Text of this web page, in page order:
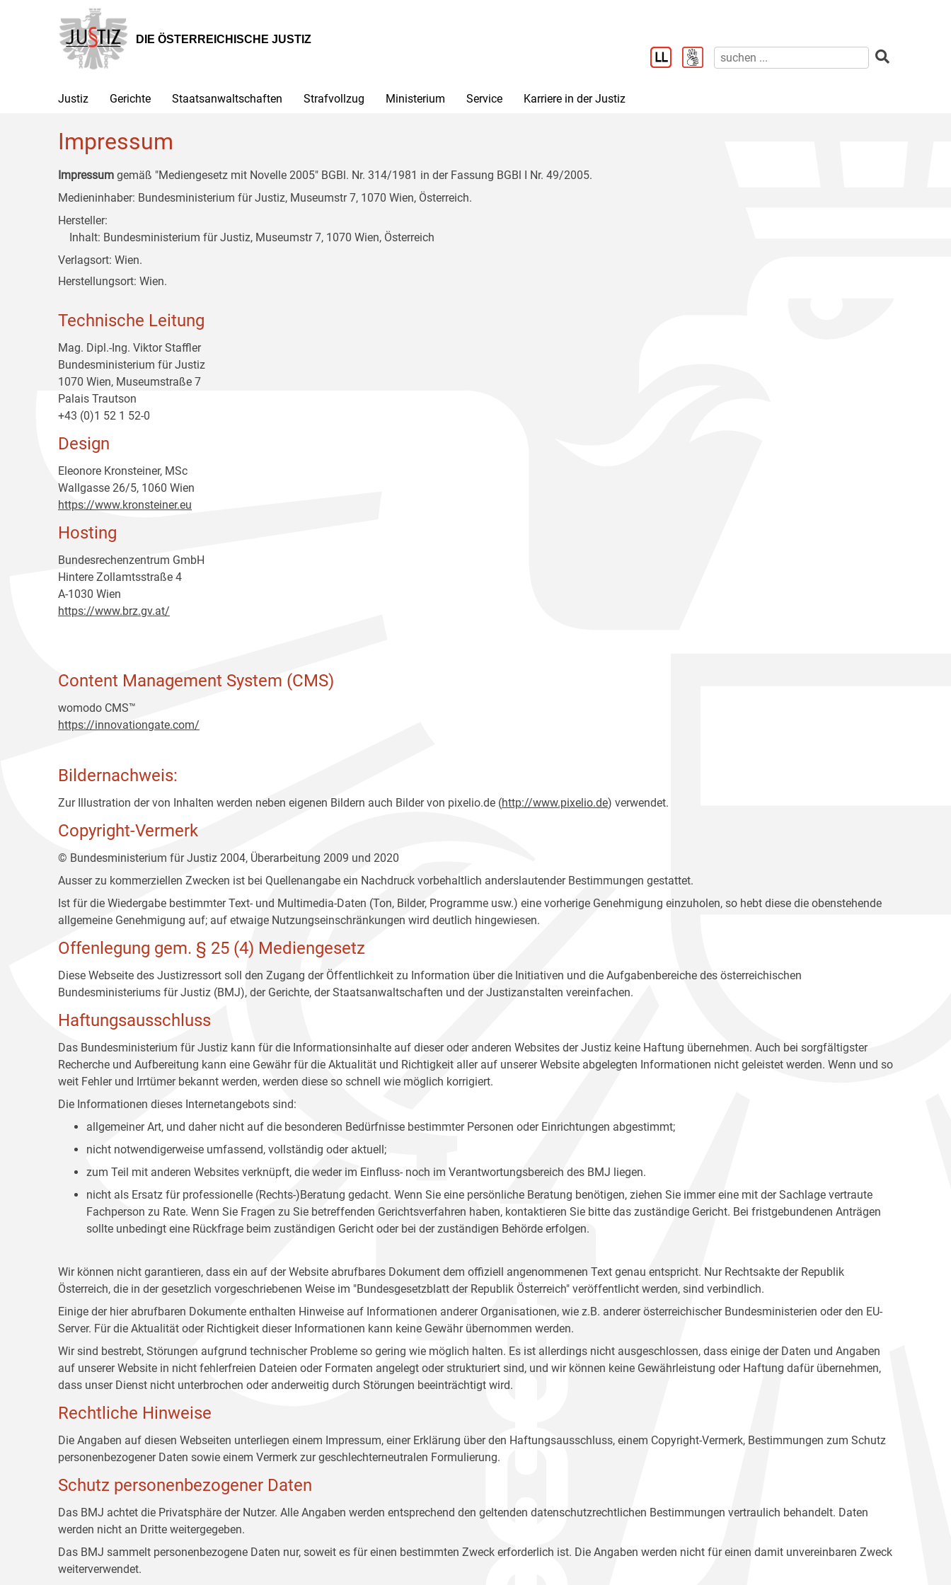
Hauptnavigation
[1]
Inhalt
[2]
Untermenü
[3]
DIE ÖSTERREICHISCHE JUSTIZ
Justiz Gerichte Staatsanwaltschaften Strafvollzug Ministerium Service Karriere in der Justiz
Impressum
Impressum gemäß "Mediengesetz mit Novelle 2005" BGBl. Nr. 314/1981 in der Fassung BGBl I Nr. 49/2005.
Medieninhaber: Bundesministerium für Justiz, Museumstr 7, 1070 Wien, Österreich.
Hersteller:
Inhalt: Bundesministerium für Justiz, Museumstr 7, 1070 Wien, Österreich
Verlagsort: Wien.
Herstellungsort: Wien.
Technische Leitung
Mag. Dipl.-Ing. Viktor Staffler
Bundesministerium für Justiz
1070 Wien, Museumstraße 7
Palais Trautson
+43 (0)1 52 1 52-0
Design
Eleonore Kronsteiner, MSc
Wallgasse 26/5, 1060 Wien
https://www.kronsteiner.eu
Hosting
Bundesrechenzentrum GmbH
Hintere Zollamtsstraße 4
A-1030 Wien
https://www.brz.gv.at/
Content Management System (CMS)
womodo CMS™
https://innovationgate.com/
Bildernachweis:
Zur Illustration der von Inhalten werden neben eigenen Bildern auch Bilder von pixelio.de (http://www.pixelio.de) verwendet.
Copyright-Vermerk
© Bundesministerium für Justiz 2004, Überarbeitung 2009 und 2020
Ausser zu kommerziellen Zwecken ist bei Quellenangabe ein Nachdruck vorbehaltlich anderslautender Bestimmungen gestattet.
Ist für die Wiedergabe bestimmter Text- und Multimedia-Daten (Ton, Bilder, Programme usw.) eine vorherige Genehmigung einzuholen, so hebt diese die obenstehende
allgemeine Genehmigung auf; auf etwaige Nutzungseinschränkungen wird deutlich hingewiesen.
Offenlegung gem. § 25 (4) Mediengesetz
Diese Webseite des Justizressort soll den Zugang der Öffentlichkeit zu Information über die Initiativen und die Aufgabenbereiche des österreichischen
Bundesministeriums für Justiz (BMJ), der Gerichte, der Staatsanwaltschaften und der Justizanstalten vereinfachen.
Haftungsausschluss
Das Bundesministerium für Justiz kann für die Informationsinhalte auf dieser oder anderen Websites der Justiz keine Haftung übernehmen. Auch bei sorgfältigster
Recherche und Aufbereitung kann eine Gewähr für die Aktualität und Richtigkeit aller auf unserer Website abgelegten Informationen nicht geleistet werden. Wenn und so
weit Fehler und Irrtümer bekannt werden, werden diese so schnell wie möglich korrigiert.
Die Informationen dieses Internetangebots sind:
allgemeiner Art, und daher nicht auf die besonderen Bedürfnisse bestimmter Personen oder Einrichtungen abgestimmt;
nicht notwendigerweise umfassend, vollständig oder aktuell;
zum Teil mit anderen Websites verknüpft, die weder im Einfluss- noch im Verantwortungsbereich des BMJ liegen.
nicht als Ersatz für professionelle (Rechts-)Beratung gedacht. Wenn Sie eine persönliche Beratung benötigen, ziehen Sie immer eine mit der Sachlage vertraute
Fachperson zu Rate. Wenn Sie Fragen zu Sie betreffenden Gerichtsverfahren haben, kontaktieren Sie bitte das zuständige Gericht. Bei fristgebundenen Anträgen
sollte unbedingt eine Rückfrage beim zuständigen Gericht oder bei der zuständigen Behörde erfolgen.
Wir können nicht garantieren, dass ein auf der Website abrufbares Dokument dem offiziell angenommenen Text genau entspricht. Nur Rechtsakte der Republik
Österreich, die in der gesetzlich vorgeschriebenen Weise im "Bundesgesetzblatt der Republik Österreich" veröffentlicht werden, sind verbindlich.
Einige der hier abrufbaren Dokumente enthalten Hinweise auf Informationen anderer Organisationen, wie z.B. anderer österreichischer Bundesministerien oder den EU-
Server. Für die Aktualität oder Richtigkeit dieser Informationen kann keine Gewähr übernommen werden.
Wir sind bestrebt, Störungen aufgrund technischer Probleme so gering wie möglich halten. Es ist allerdings nicht ausgeschlossen, dass einige der Daten und Angaben
auf unserer Website in nicht fehlerfreien Dateien oder Formaten angelegt oder strukturiert sind, und wir können keine Gewährleistung oder Haftung dafür übernehmen,
dass unser Dienst nicht unterbrochen oder anderweitig durch Störungen beeinträchtigt wird.
Rechtliche Hinweise
Die Angaben auf diesen Webseiten unterliegen einem Impressum, einer Erklärung über den Haftungsausschluss, einem Copyright-Vermerk, Bestimmungen zum Schutz
personenbezogener Daten sowie einem Vermerk zur geschlechterneutralen Formulierung.
Schutz personenbezogener Daten
Das BMJ achtet die Privatsphäre der Nutzer. Alle Angaben werden entsprechend den geltenden datenschutzrechtlichen Bestimmungen vertraulich behandelt. Daten
werden nicht an Dritte weitergegeben.
Das BMJ sammelt personenbezogene Daten nur, soweit es für einen bestimmten Zweck erforderlich ist. Die Angaben werden nicht für einen damit unvereinbaren Zweck
weiterverwendet.